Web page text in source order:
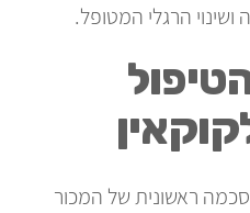
הרגלי המטופל.
ראשונית של המכור